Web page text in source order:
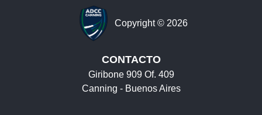
Copyright © 2026
CONTACTO
Giribone 909 Of. 409
Canning - Buenos Aires